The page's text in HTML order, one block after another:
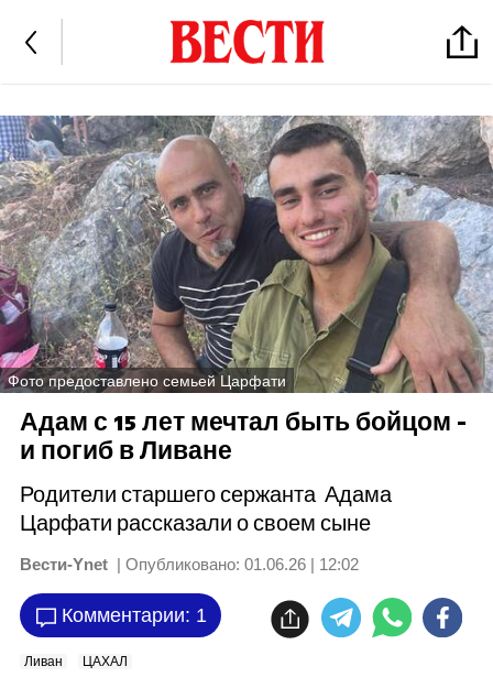
Фото предоставлено семьей Царфати
Адам с 15 лет мечтал быть бойцом -
и погиб в Ливане
Родители старшего сержанта Адама
Царфати рассказали о своем сыне
Вести-Ynet | Опубликовано: 01.06.26 | 12:02
Комментарии: 1
Ливан ЦАХАЛ